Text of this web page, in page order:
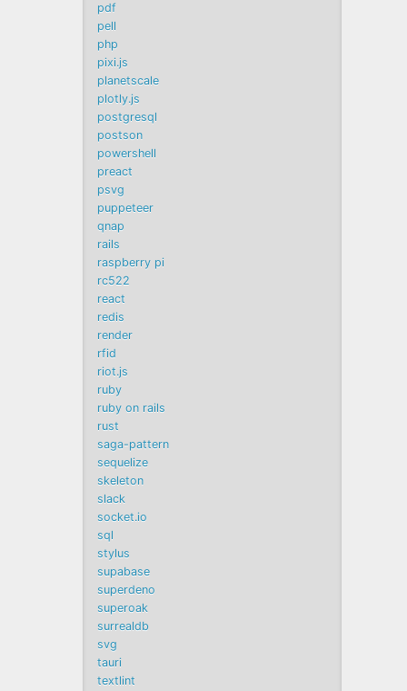
pdf
pell
php
pixi.js
planetscale
plotly.js
postgresql
postson
powershell
preact
psvg
puppeteer
qnap
rails
raspberry pi
rc522
react
redis
render
rfid
riot.js
ruby
ruby on rails
rust
saga-pattern
sequelize
skeleton
slack
socket.io
sql
stylus
supabase
superdeno
superoak
surrealdb
svg
tauri
textlint